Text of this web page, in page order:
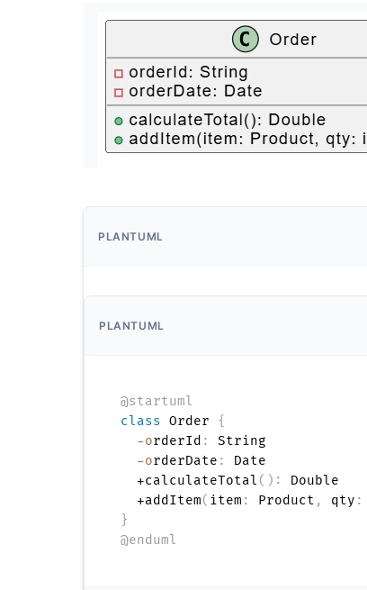
PLANTUML
PLANTUML
@startuml
class Order {
-orderId :
String
-orderDate :
Date
  +calculateTotal
( ) :
Double
  +addItem
( item : Product , qty :
}
@enduml